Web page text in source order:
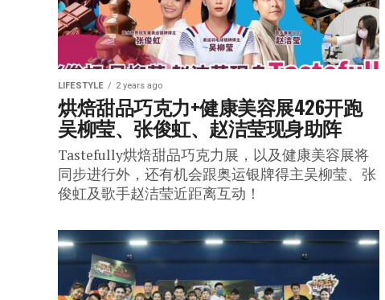
LIFESTYLE 2 years ago
烘焙甜品巧克力+健康美容展426开跑
吴柳莹、张俊虹、赵洁莹现身助阵
Tastefully烘焙甜品巧克力展，以及健康美容展将
同步进行外，还有机会跟奥运银牌得主吴柳莹、张
俊虹及歌手赵洁莹近距离互动！